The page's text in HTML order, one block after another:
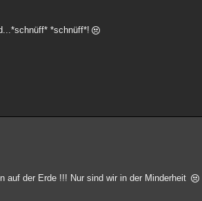
*schnüff*!
auf der Erde !!! Nur sind wir in der Minderheit